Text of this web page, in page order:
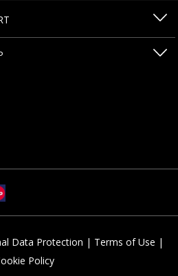
Data Protection | Terms of Use |
Policy